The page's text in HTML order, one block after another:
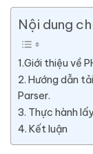
Nội dung
1.Giới thiệu về
2. Hướng dẫn
Parser.
3. Thực hành
4. Kết luận